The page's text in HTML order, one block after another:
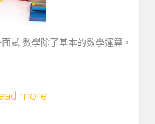
試 數學除了基本的數學運算，
more